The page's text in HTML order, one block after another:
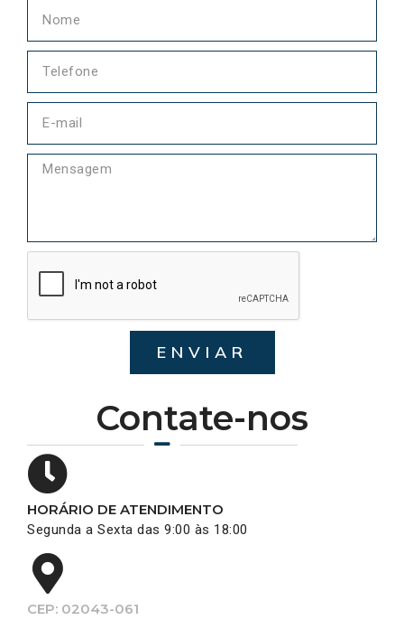
Contate-nos
HORÁRIO DE ATENDIMENTO
Segunda a Sexta das 9:00 às 18:00
CEP: 02043-061
ENVIAR